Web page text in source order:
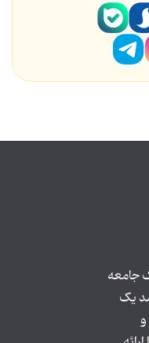
جامعه
یک